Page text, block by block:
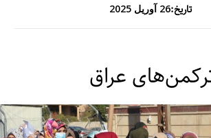
تاریخ:26 آوریل 2025
عراق